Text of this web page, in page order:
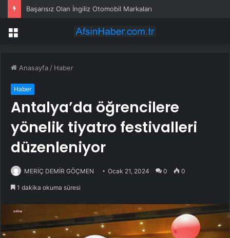
Başarısız Olan İngiliz Otomobil Markaları
Menü
Anasayfa / Haber
Haber
Antalya’da öğrencilere
yönelik tiyatro festivalleri
düzenleniyor
MERİÇ DEMİR GÖÇMEN Ocak 21, 2024 0 0
1 dakika okuma süresi